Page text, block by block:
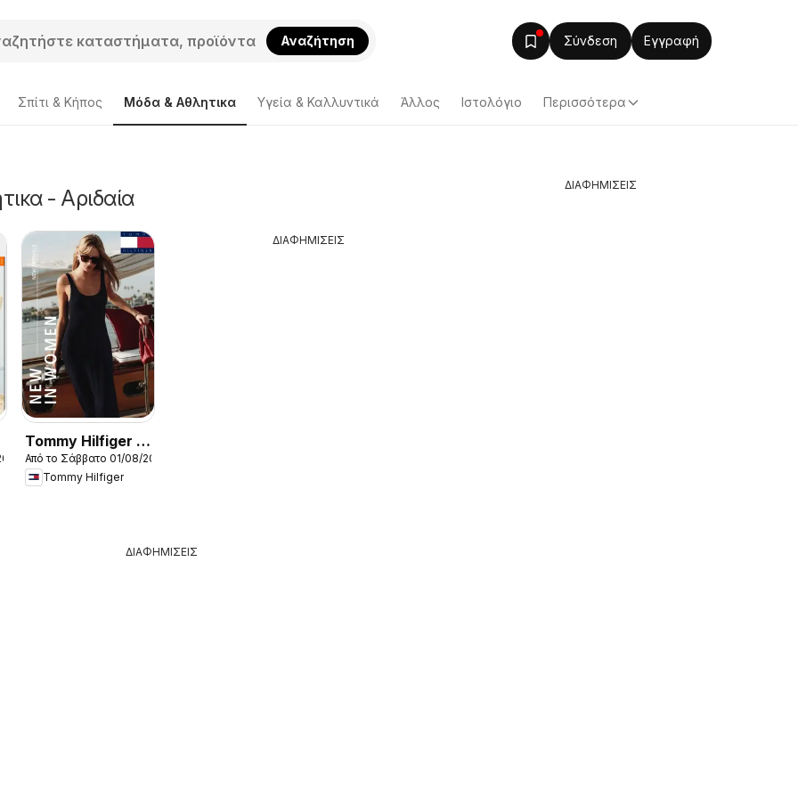
Αναζήτηση Σύνδεση Εγγραφή
Σπίτι & Κήπος Μόδα & Aθλητικα Υγεία & Καλλυντικά Άλλος Ιστολόγιο Περισσότερα
- Αριδαία
Tommy Hilfiger -
Kατάλογος
8/2026 New in
Από το Σάββατο 01/08/2026
Tommy Hilfiger
ΔΙΑΦΗΜΙΣΕΙΣ
ΔΙΑΦΗΜΙΣΕΙΣ
ΔΙΑΦΗΜΙΣΕΙΣ